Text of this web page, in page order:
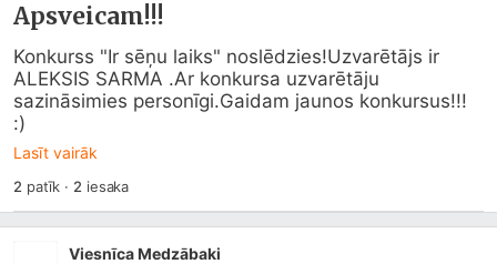
Apsveicam!!!
Konkurss "Ir sēņu laiks" noslēdzies!Uzvarētājs ir
ALEKSIS SARMA .Ar konkursa uzvarētāju
sazināsimies personīgi.Gaidam jaunos konkursus!!!
:)
Lasīt vairāk
2 patīk · 2 iesaka
Viesnīca Medzābaki